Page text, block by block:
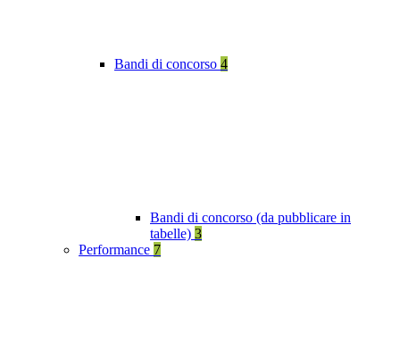
Bandi di concorso 4
Bandi di concorso (da pubblicare in
tabelle) 3
Performance 7